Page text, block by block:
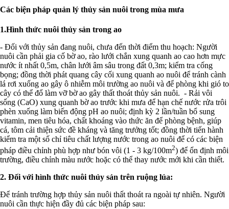
Các biện pháp quản lý thủy sản nuôi trong mùa mưa
1.Hình thức nuôi thủy sản trong ao
- Đối với thủy sản đang nuôi, chưa đến thời điểm thu hoạch: Người
nuôi cần phải gia cố bờ ao, rào lưới chắn xung quanh ao cao hơn mực
nước ít nhất 0,5m, chân lưới âm sâu trong đất 0,3m; kiểm tra cống
bọng; đồng thời phát quang cây cối xung quanh ao nuôi để tránh cành
lá rơi xuống ao gây ô nhiễm môi trường ao nuôi và để phòng khi gió to
cây có thể đổ làm vỡ bờ ao gây thất thoát thủy sản nuôi. - Rải vôi
sống (CaO) xung quanh bờ ao trước khi mưa để hạn chế nước rửa trôi
phèn xuống làm biến động pH ao nuôi; định kỳ 2 lần/tuần bổ sung
vitamin, men tiêu hóa, chất khoáng vào thức ăn để phòng bệnh, giúp
cá, tôm cải thiện sức đề kháng và tăng trưởng tốt; đồng thời tiến hành
kiểm tra một số chỉ tiêu chất lượng nước trong ao nuôi để có các biện
pháp điều chỉnh phù hợp như bón vôi (1 - 3 kg/100m2) để ổn định môi
trường, điều chỉnh màu nước hoặc có thể thay nước mới khi cần thiết.
2. Đối với hình thức nuôi thủy sản trên ruộng lúa:
Để tránh trường hợp thủy sản nuôi thất thoát ra ngoài tự nhiên. Người
nuôi cần thực hiện đầy đủ các biện pháp sau: